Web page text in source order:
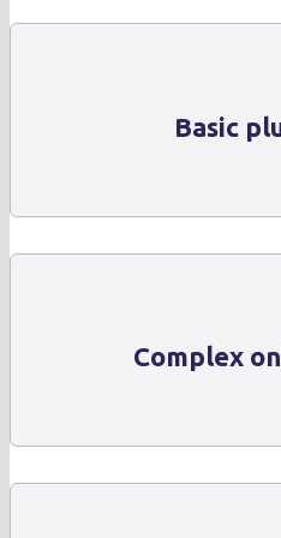
Basic
Complex